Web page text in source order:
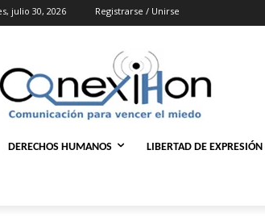
julio 30, 2026 Registrarse / Unirse
DERECHOS HUMANOS LIBERTAD DE EXPRESIÓN